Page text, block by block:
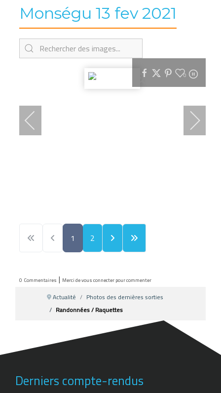
Monségu 13 fev 2021
0
1 2
0 Commentaires | Merci de vous connecter pour commenter
Actualité
Photos des dernières sorties
Randonnées / Raquettes
Derniers compte-rendus